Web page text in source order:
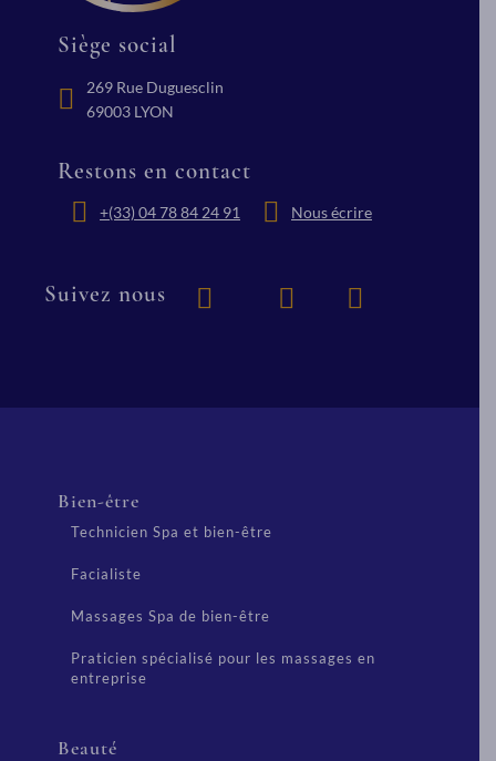
Siège social
269 Rue Duguesclin
69003 LYON
Restons en contact
+(33) 04 78 84 24 91 Nous écrire
Suivez nous
Bien-être
Technicien Spa et bien-être
Facialiste
Massages Spa de bien-être
Praticien spécialisé pour les massages en
entreprise
Beauté